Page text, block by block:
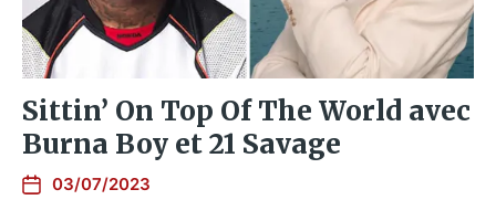
Sittin’ On Top Of The World avec
Burna Boy et 21 Savage
03/07/2023